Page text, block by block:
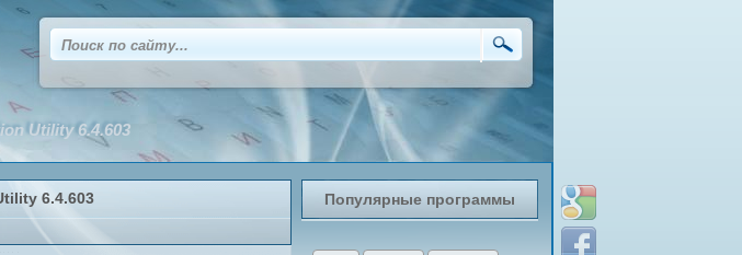
6.4.603
Utility 6.4.603
Популярные программы